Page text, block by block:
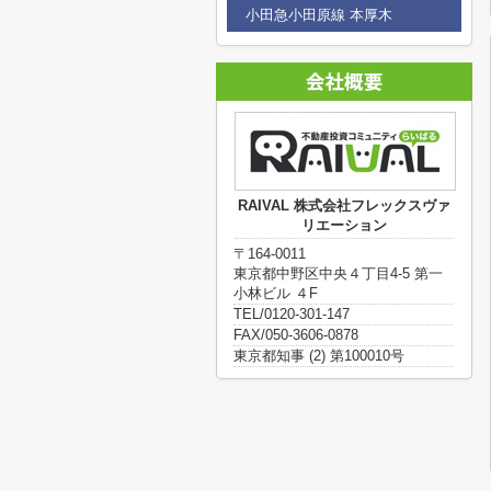
小田急小田原線 本厚木
RAIVAL 株式会社フレックスヴァ
リエーション
〒164-0011
東京都中野区中央４丁目4-5 第一
小林ビル ４F
TEL/0120-301-147
FAX/050-3606-0878
東京都知事 (2) 第100010号